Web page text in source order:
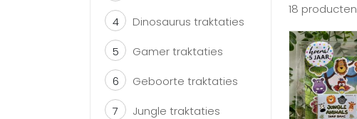
4
Dinosaurus traktaties
5
Gamer traktaties
6
Geboorte traktaties
7
Jungle traktaties
18 producten